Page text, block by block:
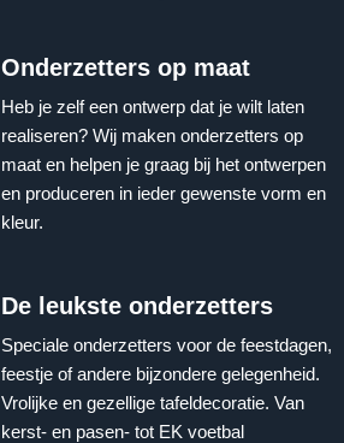
Onderzetters op maat
Heb je zelf een ontwerp dat je wilt laten
realiseren? Wij maken onderzetters op
maat en helpen je graag bij het ontwerpen
en produceren in ieder gewenste vorm en
kleur.
De leukste onderzetters
Speciale onderzetters voor de feestdagen,
feestje of andere bijzondere gelegenheid.
Vrolijke en gezellige tafeldecoratie. Van
kerst- en pasen- tot EK voetbal